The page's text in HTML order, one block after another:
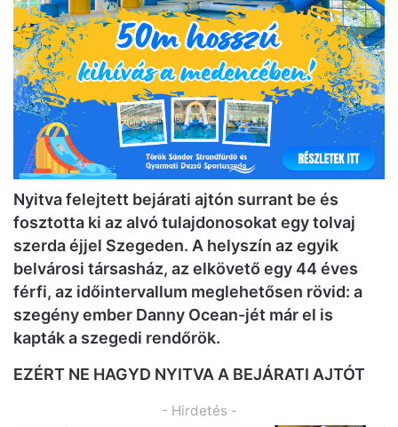
Nyitva felejtett bejárati ajtón surrant be és
fosztotta ki az alvó tulajdonosokat egy tolvaj
szerda éjjel Szegeden. A helyszín az egyik
belvárosi társasház, az elkövető egy 44 éves
férfi, az időintervallum meglehetősen rövid: a
szegény ember Danny Ocean-jét már el is
kapták a szegedi rendőrök.
EZÉRT NE HAGYD NYITVA A BEJÁRATI AJTÓT
- Hirdetés -